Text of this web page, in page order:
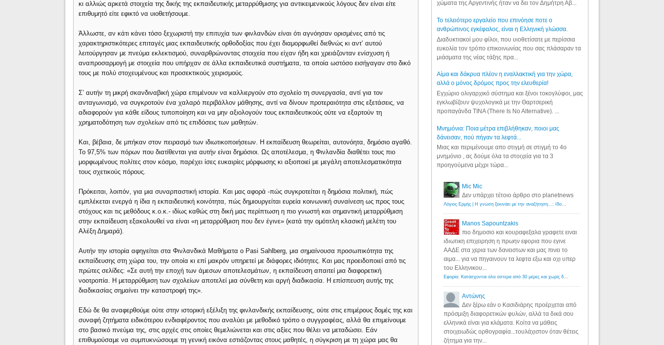
κι αλλιώς αρκετά στοιχεία της δικής της εκπαιδευτικής μεταρρύθμισης για αντικειμενικούς λόγους δεν είναι είτε
επιθυμητό είτε εφικτό να υιοθετήσουμε.
Άλλωστε, αν κάτι κάνει τόσο ξεχωριστή την επιτυχία των φινλανδών είναι ότι αγνόησαν ορισμένες από τις
χαρακτηριστικότερες επιταγές μιας εκπαιδευτικής ορθοδοξίας που έχει διαμορφωθεί διεθνώς κι αντ’ αυτού
λειτούργησαν με πνεύμα εκλεκτισμού, συναρθρώνοντας στοιχεία που είχαν ήδη και χρειάζονταν ενίσχυση ή
αναπροσαρμογή με στοιχεία που υπήρχαν σε άλλα εκπαιδευτικά συστήματα, τα οποία ωστόσο εισήγαγαν στο δικό
τους με πολύ στοχευμένους και προσεκτικούς χειρισμούς.
Σ’ αυτήν τη μικρή σκανδιναβική χώρα επιμένουν να καλλιεργούν στο σχολείο τη συνεργασία, αντί για τον
ανταγωνισμό, να συγκροτούν ένα χαλαρό περιβάλλον μάθησης, αντί να δίνουν προτεραιότητα στις εξετάσεις, να
αδιαφορούν για κάθε είδους τυποποίηση και να μην αξιολογούν τους εκπαιδευτικούς ούτε να εξαρτούν τη
χρηματοδότηση των σχολείων από τις επιδόσεις των μαθητών.
Και, βέβαια, δε μπήκαν στον πειρασμό των ιδιωτικοποιήσεων. Η εκπαίδευση θεωρείται, αυτονόητα, δημόσιο αγαθό.
Το 97,5% των πόρων που διατίθενται για αυτήν είναι δημόσιοι. Ως αποτέλεσμα, η Φινλανδία διαθέτει τους πιο
μορφωμένους πολίτες στον κόσμο, παρέχει ίσες ευκαιρίες μόρφωσης κι αξιοποιεί με μεγάλη αποτελεσματικότητα
τους σχετικούς πόρους.
Πρόκειται, λοιπόν, για μια συναρπαστική ιστορία. Και μας αφορά -πώς συγκροτείται η δημόσια πολιτική, πώς
εμπλέκεται ενεργά η ίδια η εκπαιδευτική κοινότητα, πώς δημιουργείται ευρεία κοινωνική συναίνεση ως προς τους
στόχους και τις μεθόδους κ.ο.κ.- ιδίως καθώς στη δική μας περίπτωση η πιο γνωστή και σημαντική μεταρρύθμιση
στην εκπαίδευση εξακολουθεί να είναι «η μεταρρύθμιση που δεν έγινε» (κατά την ομότιτλη κλασική μελέτη του
Αλέξη Δημαρά).
Αυτήν την ιστορία αφηγείται στα Φινλανδικά Μαθήματα ο Pasi Sahlberg, μια σημαίνουσα προσωπικότητα της
εκπαίδευσης στη χώρα του, την οποία κι επί μακρόν υπηρετεί με διάφορες ιδιότητες. Και μας προειδοποιεί από τις
πρώτες σελίδες: «Σε αυτή την εποχή των άμεσων αποτελεσμάτων, η εκπαίδευση απαιτεί μια διαφορετική
νοοτροπία. Η μεταρρύθμιση των σχολείων αποτελεί μια σύνθετη και αργή διαδικασία. Η επίσπευση αυτής της
διαδικασίας σημαίνει την καταστροφή της».
Εδώ δε θα αναφερθούμε ούτε στην ιστορική εξέλιξη της φινλανδικής εκπαίδευσης, ούτε στις επιμέρους δομές της και
συναφή ζητήματα ειδικότερου ενδιαφέροντος που αναλύει με μεθοδικό τρόπο ο συγγραφέας, αλλά θα επιμείνουμε
στο βασικό πνεύμα της, στις αρχές στις οποίες θεμελιώνεται και στις αξίες που θέλει να μεταδώσει. Εάν
επιθυμούσαμε να συμπυκνώσουμε τη γενική εικόνα εστιάζοντας στους μαθητές, η σύγκριση με τη χώρα μας θα
χώματα της Αργεντινής ήταν να δει τον Δημήτρη Αβ...
Το τελειότερο εργαλείο που επινόησε ποτε ο
ανθρώπινος εγκέφαλος, είναι η Ελληνική γλώσσα.
Διαδυκτιακοί μου φίλοι, που υιοθετίσατε με περίσσια
ευκολία τον τρόπο επικοινωνίας που σας πλάσαραν τα
μιάσματα της νέας τάξης πρα...
Αίμα και δάκρυα πλέον η εναλλακτική για την χώρα,
αλλά ο μόνος δρόμος προς την ελευθερία!
Εγχώριο ολιγαρχικό σύστημα και ξένοι τοκογλύφοι, μας
εγκλωβίζουν ψυχολογικά με την Θαρτσερική
προπαγάνδα TINA (There Is No Alternative). ...
Μνημόνια: Ποια μέτρα επιβλήθηκαν, ποιοι μας
δάνεισαν, πού πήγαν τα λεφτά...
Μιας και περιμένουμε απο στιγμή σε στιγμή το 4ο
μνημόνιο , ας δούμε όλα τα στοιχεία για τα 3
προηγούμενα μέχρι τώρα...
Mic Mic
Δεν υπάρχει τέτοιο άρθρο στο planetnews
Λόγιος Ερμής | Η γνώση ξεκινάει με την αναζήτηση...: Ιδού οι 18 που χρωστούν 11 δις ευρώ!
Manos Sapountzakis
πιο δημοσιο και κουραφεξαλα γραφετε ειναι
ιδιωτικη επιχειρηση η πρωην εφορια που εγινε
ΑΑΔΕ στα χερια των δανειστων και μας πινει το
αιμα... για να πηγαινουν τα λεφτα εξω και οχι υπερ
του Ελληνικου...
Εφορία: Κατάσχονται όλα ύστερα από 30 μέρες και χωρίς δικαστικές αποφάσεις - Λόγιος Ερμής
Αντώνης
Δεν ξέρω εάν ο Κασιδιάρης προέρχεται από
πρόσμιξη διαφορετικών φυλών, αλλά τα δικά σου
ελληνικά είναι για κλάματα. Κοίτα να μάθεις
στοιχειωδώς ορθογραφία...τουλάχιστον όταν θέτεις
ζήτημα για την...